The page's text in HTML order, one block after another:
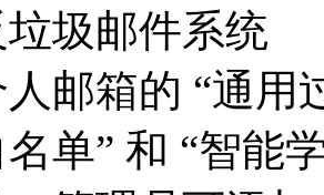
圾邮件系统
邮箱的 “通用
单” 和 “智能